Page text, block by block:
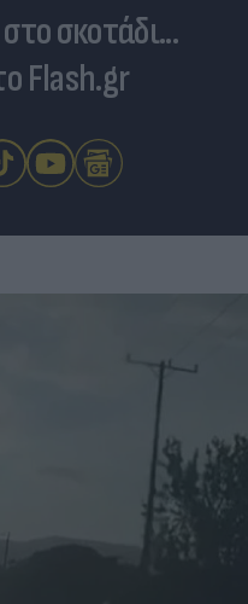
σκοτάδι...
Flash.gr